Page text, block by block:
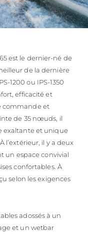
est le dernier-né de
de la dernière
1200 ou IPS-1350
efficacité et
commande et
de 35 nœuds, il
exaltante et unique
l’extérieur, il y a deux
un espace convivial
confortables. À
selon les exigences
adossés à un
et un wetbar